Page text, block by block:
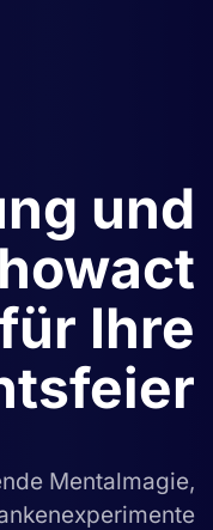
und
Ihre
Mentalmagie,